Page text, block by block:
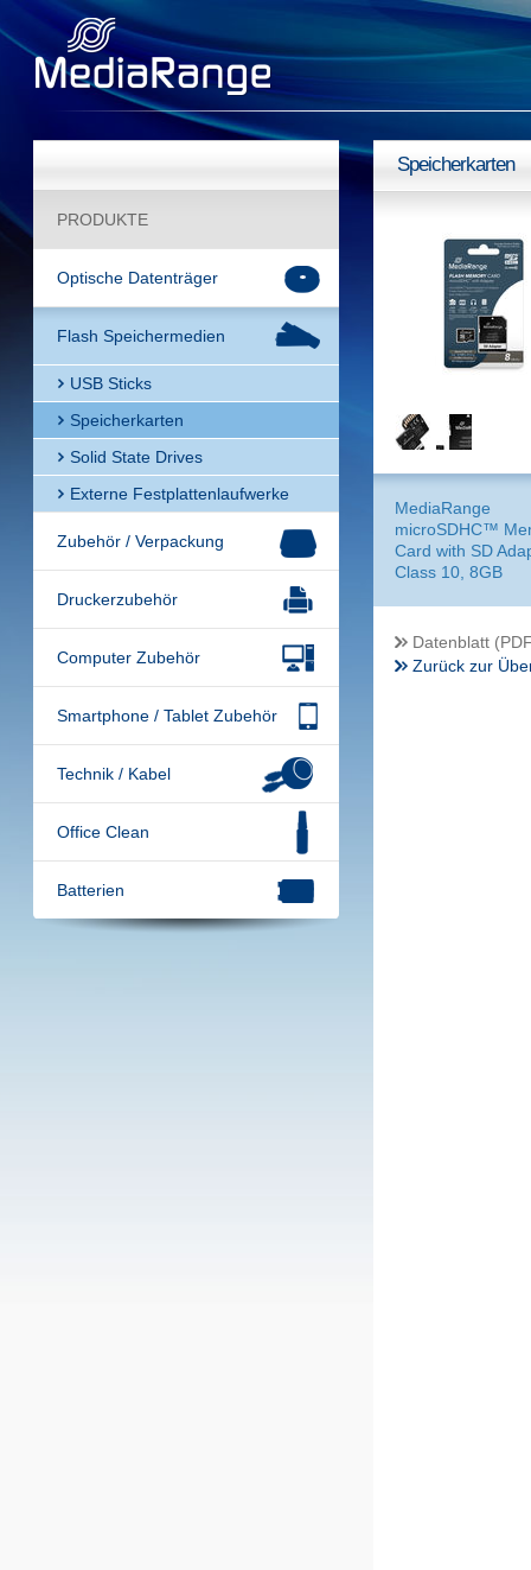
PRODUKTE
Optische Datenträger
Flash Speichermedien
USB Sticks
Speicherkarten
Solid State Drives
Externe Festplattenlaufwerke
Zubehör / Verpackung
Druckerzubehör
Computer Zubehör
Smartphone / Tablet Zubehör
Technik / Kabel
Office Clean
Batterien
Speicherkarten
MediaRange
microSDHC™
Card with SD
Class 10, 8GB
Datenblatt
Zurück zur